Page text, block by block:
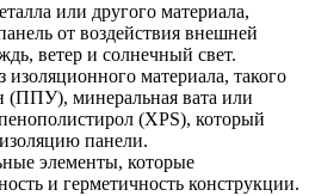
или другого материала,
от воздействия внешней
ветер и солнечный свет.
материала, такого
(ППУ), минеральная вата или
(XPS), который
панели.
элементы, которые
и герметичность конструкции.